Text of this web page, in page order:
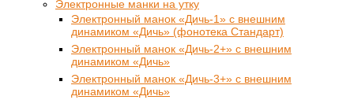
Электронные манки на утку
Электронный манок «Дичь-1» с внешним
динамиком «Дичь» (фонотека Стандарт)
Электронный манок «Дичь-2+» с внешним
динамиком «Дичь»
Электронный манок «Дичь-3+» с внешним
динамиком «Дичь»